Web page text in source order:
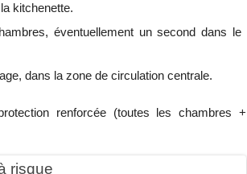
kitchenette.
éventuellement un second dans le
dans la zone de circulation centrale.
renforcée (toutes les chambres +
risque